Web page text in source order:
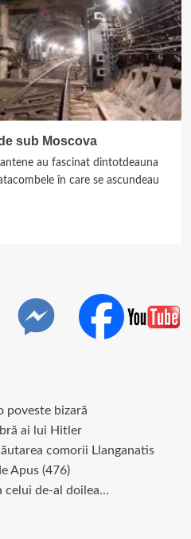
sub Moscova
au fascinat dintotdeauna
în care se ascundeau
poveste bizară
ai lui Hitler
comorii Llanganatis
Apus (476)
celui de-al doilea…